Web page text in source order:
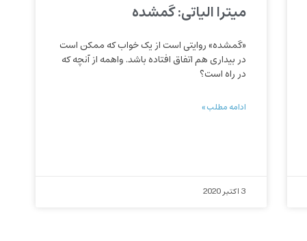
میترا الیاتی: گمشده
«گمشده» روایتی است از یک خواب که ممکن است
در بیداری هم اتفاق افتاده باشد. واهمه از آنچه که
در راه است؟
ادامه مطلب »
3 اکتبر 2020